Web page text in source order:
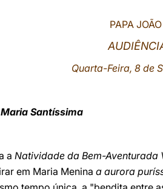
PAPA
Quarta-Feira, 8 de
Santíssima
a Natividade da Bem-Aventurada
em Maria Menina a aurora